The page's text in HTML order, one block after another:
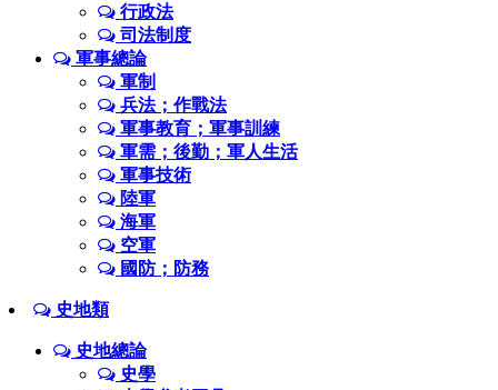
行政法
司法制度
軍事總論
軍制
兵法；作戰法
軍事教育；軍事訓練
軍需；後勤；軍人生活
軍事技術
陸軍
海軍
空軍
國防；防務
史地類
史地總論
史學